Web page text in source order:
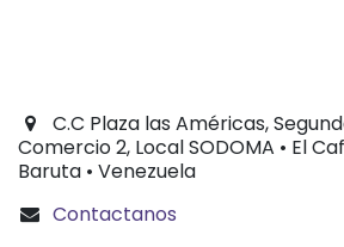
C.C Plaza las Américas,
Comercio 2, Local SODOMA • El
Baruta • Venezuela
Contactanos